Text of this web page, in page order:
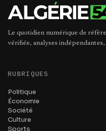
Le quotidien numérique de
vérifiée, analyses
RUBRIQUES
Politique
Économie
Société
Culture
Sports